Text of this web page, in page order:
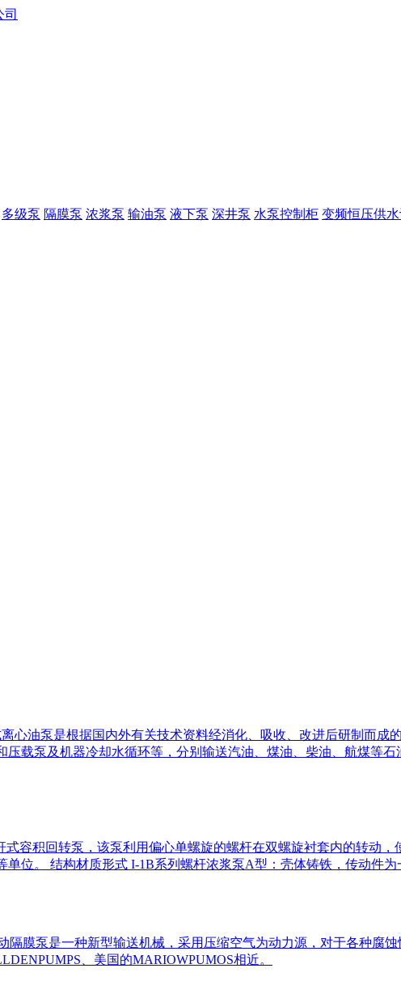
多级泵 隔膜泵 浓浆泵 输油泵 液下泵 深井泵 水泵控制柜 变频恒压供
心油泵是根据国内外有关技术资料经消化、吸收、改进后研制而成
压载泵及机器冷却水循环等，分别输送汽油、煤油、柴油、航煤
式容积回转泵，该泵利用偏心单螺旋的螺杆在双螺旋衬套内的转动
位。 结构材质形式 I-1B系列螺杆浓浆泵A型：壳体铸铁，传动件为
隔膜泵是一种新型输送机械，采用压缩空气为动力源，对于各种腐
、美国的MARIOWPUMOS相近。